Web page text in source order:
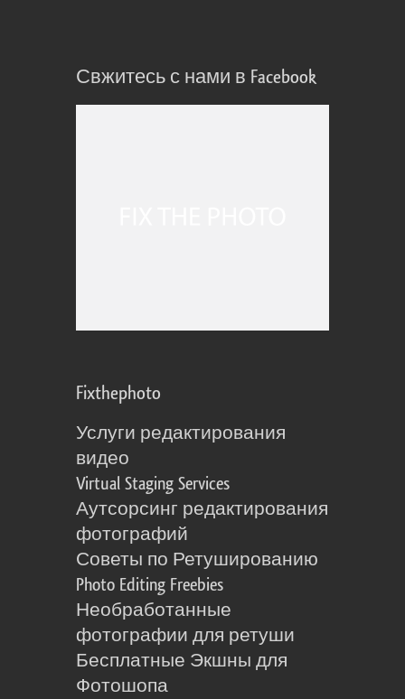
Свжитесь с нами в Facebook
Fixthephoto
Услуги редактирования
видео
Virtual Staging Services
Аутсорсинг редактирования
фотографий
Советы по Ретушированию
Photo Editing Freebies
Необработанные
фотографии для ретуши
Бесплатные Экшны для
Фотошопа